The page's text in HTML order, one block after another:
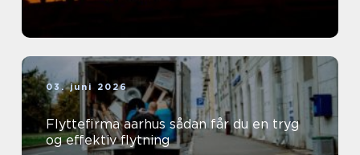
03. juni 2026
Flyttefirma aarhus sådan får du en tryg
og effektiv flytning